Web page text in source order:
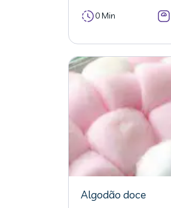
0 Min
Algodão doce